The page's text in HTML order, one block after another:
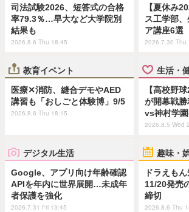
司法試験2026、短答式の合格
率79.3％…早大など大学院別
結果も
2026.8.6 Thu 18:45
【夏休み
ス工学部
ア講座6選
2026.7.30 Thu
教育イベント
医療✕消防、縫合デモやAED
講習も「おしごと体験博」9/5
2026.8.6 Thu 18:15
生活・
【高校野
が開幕戦
vs神村学
2026.8.5 Wed
デジタル生活
Google、アプリ向け年齢確認
APIを年内に世界展開…未成年
者保護を強化
2026.7.31 Fri 13:45
趣味・
ドラえも
11/20発売
締切
2026.8.6 Thu